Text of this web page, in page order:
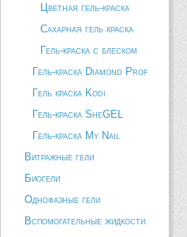
Цветная гель-краска
Сахарная гель краска
Гель-краска с блеском
Гель-краска Diamond Prof
Гель краска Kodi
Гель-краска SheGEL
Гель-краска My Nail
Витражные гели
Биогели
Однофазные гели
Вспомогательные жидкости